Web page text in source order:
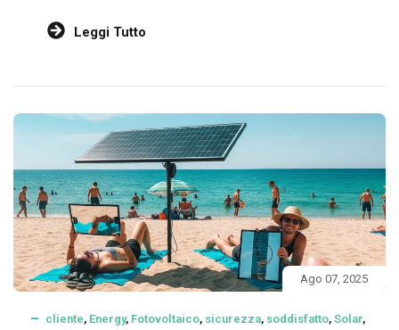
Leggi Tutto
Ago 07, 2025
cliente, Energy, Fotovoltaico, sicurezza, soddisfatto, Solar,